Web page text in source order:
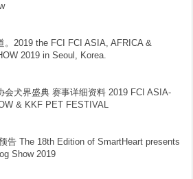
。2019 the FCI FCI ASIA, AFRICA &
2019 in Seoul, Korea.
会犬界盛典 赛事详细资料 2019 FCI ASIA-
& KKF PET FESTIVAL
告 The 18th Edition of SmartHeart presents
Show 2019